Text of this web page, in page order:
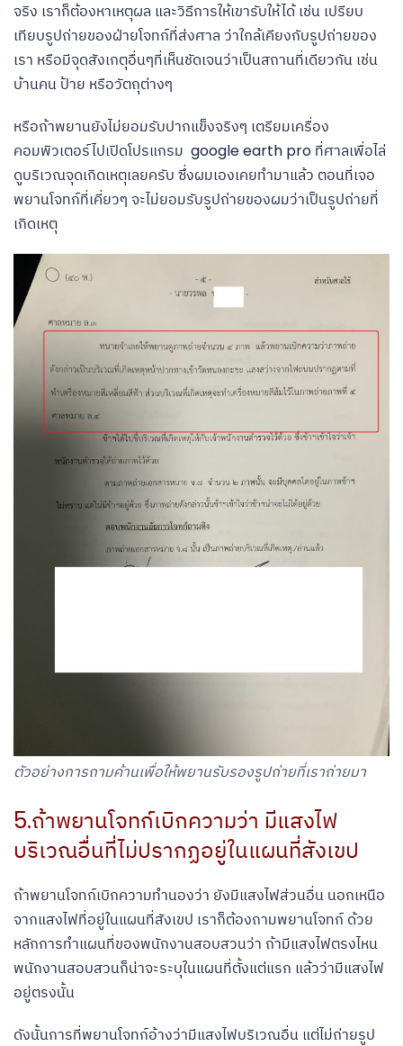
จริง เราก็ต้องหาเหตุผล และวิธีการให้เขารับให้ได้ เช่น เปรียบ
เทียบรูปถ่ายของฝ่ายโจทก์ที่ส่งศาล ว่าใกล้เคียงกับรูปถ่ายของ
เรา หรือมีจุดสังเกตุอื่นๆที่เห็นชัดเจนว่าเป็นสถานที่เดียวกัน เช่น
บ้านคน ป้าย หรือวัตถุต่างๆ
หรือถ้าพยานยังไม่ยอมรับปากแข็งจริงๆ เตรียมเครื่อง
คอมพิวเตอร์ไปเปิดโปรแกรม google earth pro ที่ศาลเพื่อไล่
ดูบริเวณจุดเกิดเหตุเลยครับ ซึ่งผมเองเคยทำมาแล้ว ตอนที่เจอ
พยานโจทก์ที่เคี่ยวๆ จะไม่ยอมรับรูปถ่ายของผมว่าเป็นรูปถ่ายที่
เกิดเหตุ
ตัวอย่างการถามค้านเพื่อให้พยานรับรองรูปถ่ายที่เราถ่ายมา
5.ถ้าพยานโจทก์เบิกความว่า มีแสงไฟ
บริเวณอื่นที่ไม่ปรากฏอยู่ในแผนที่สังเขป
ถ้าพยานโจทก์เบิกความทำนองว่า ยังมีแสงไฟส่วนอื่น นอกเหนือ
จากแสงไฟที่อยู่ในแผนที่สังเขป เราก็ต้องถามพยานโจทก์ ด้วย
หลักการทำแผนที่ของพนักงานสอบสวนว่า ถ้ามีแสงไฟตรงไหน
พนักงานสอบสวนก็น่าจะระบุในแผนที่ตั้งแต่แรก แล้วว่ามีแสงไฟ
อยู่ตรงนั้น
ดังนั้นการที่พยานโจทก์อ้างว่ามีแสงไฟบริเวณอื่น แต่ไม่ถ่ายรูป